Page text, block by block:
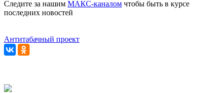
Следите за нашим МАКС-каналом чтобы быть в курсе
последних новостей
Антитабачный проект